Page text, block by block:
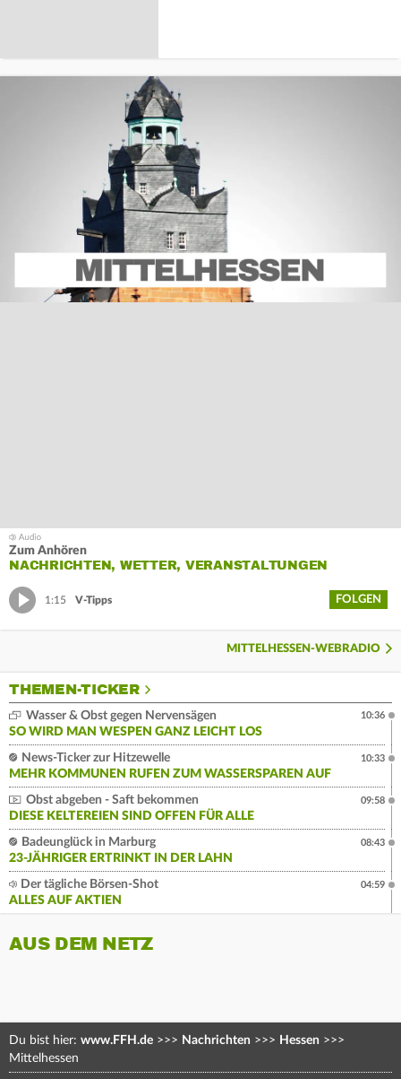
Zum Anhören
NACHRICHTEN, WETTER, VERANSTALTUNGEN
1:15 V-Tipps FOLGEN
MITTELHESSEN-WEBRADIO
THEMEN-TICKER
Wasser & Obst gegen Nervensägen
SO WIRD MAN WESPEN GANZ LEICHT LOS
10:36
News-Ticker zur Hitzewelle
MEHR KOMMUNEN RUFEN ZUM WASSERSPAREN AUF
10:33
Obst abgeben - Saft bekommen
DIESE KELTEREIEN SIND OFFEN FÜR ALLE
09:58
Badeunglück in Marburg
23-JÄHRIGER ERTRINKT IN DER LAHN
08:43
Der tägliche Börsen-Shot
ALLES AUF AKTIEN
04:59
AUS DEM NETZ
Du bist hier: www.FFH.de >>> Nachrichten >>> Hessen >>>
Mittelhessen